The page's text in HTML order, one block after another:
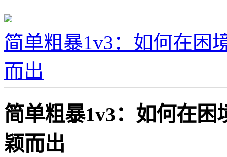
简单粗暴1v3：如何在困
而出
简单粗暴1v3：如何在
颖而出